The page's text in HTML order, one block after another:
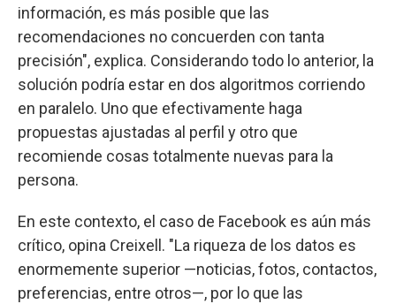
información, es más posible que las
recomendaciones no concuerden con tanta
precisión", explica. Considerando todo lo anterior, la
solución podría estar en dos algoritmos corriendo
en paralelo. Uno que efectivamente haga
propuestas ajustadas al perfil y otro que
recomiende cosas totalmente nuevas para la
persona.
En este contexto, el caso de Facebook es aún más
crítico, opina Creixell. "La riqueza de los datos es
enormemente superior —noticias, fotos, contactos,
preferencias, entre otros—, por lo que las